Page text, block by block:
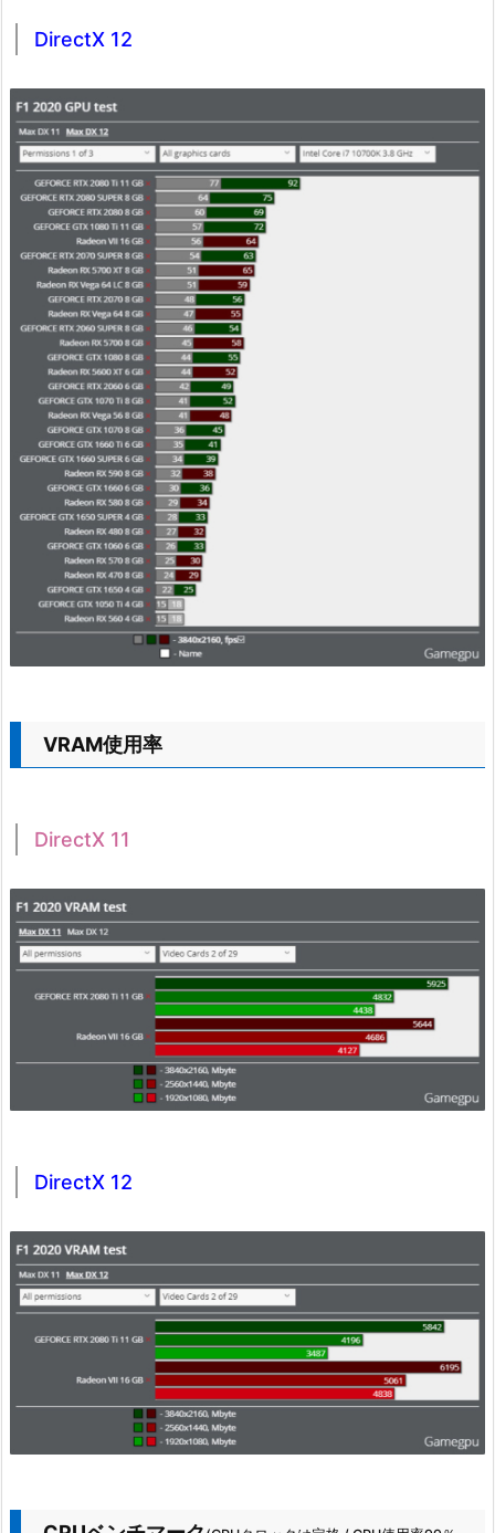
DirectX 12
VRAM使用率
DirectX 11
DirectX 12